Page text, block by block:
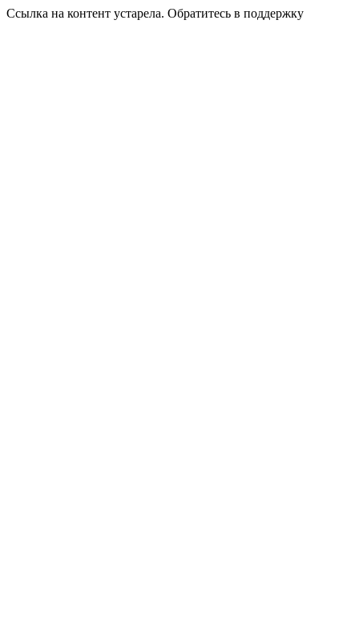
Ссылка на контент устарела. Обратитесь в поддержку